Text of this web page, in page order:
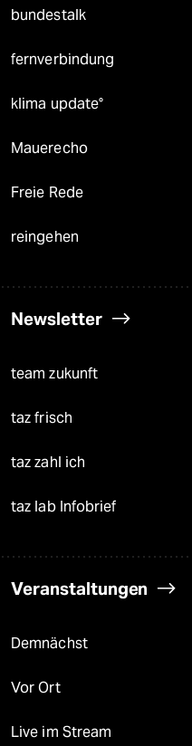
bundestalk
fernverbindung
klima update°
Mauerecho
Freie Rede
reingehen
Newsletter
team zukunft
taz frisch
taz zahl ich
taz lab Infobrief
Veranstaltungen
Demnächst
Vor Ort
Live im Stream